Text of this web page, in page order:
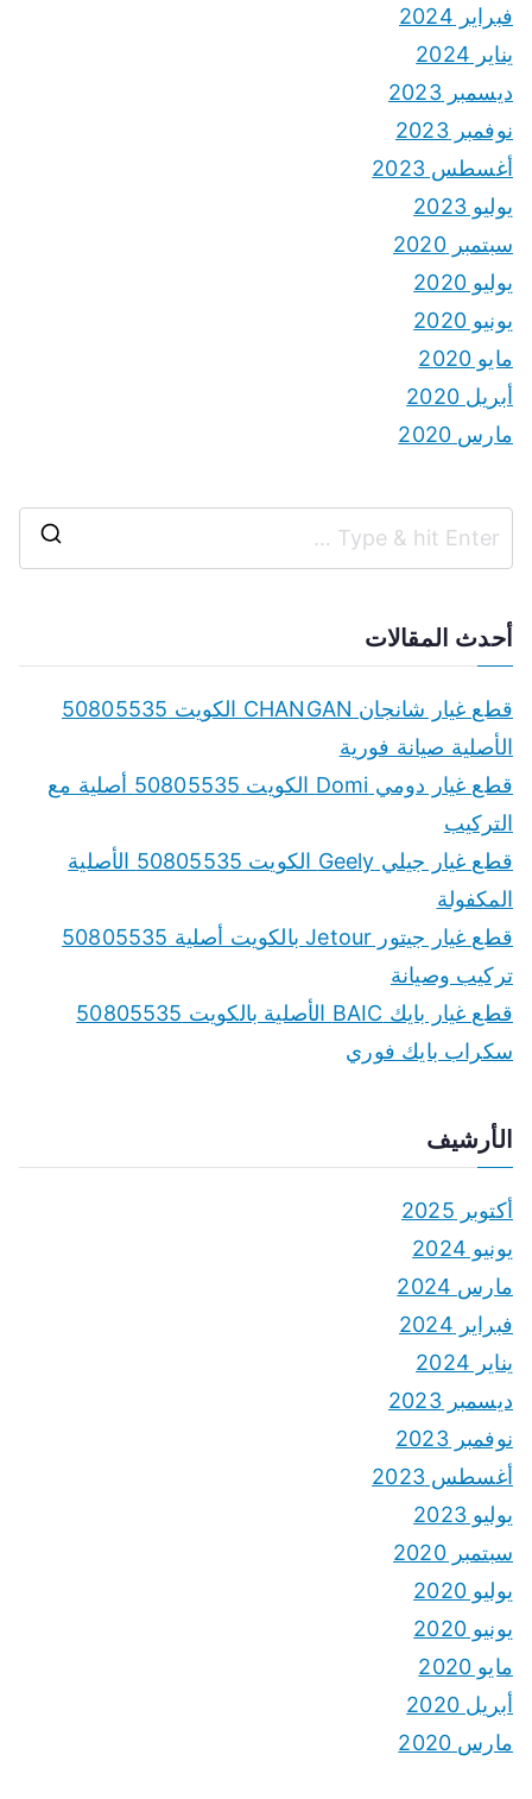
فبراير 2024
يناير 2024
ديسمبر 2023
نوفمبر 2023
أغسطس 2023
يوليو 2023
سبتمبر 2020
يوليو 2020
يونيو 2020
مايو 2020
أبريل 2020
مارس 2020
r
أحدث المقالات
قطع غيار شانجان CHANGAN الكويت 50805535
الأصلية صيانة فورية
قطع غيار دومي Domi الكويت 50805535 أصلية مع
التركيب
قطع غيار جيلي Geely الكويت 50805535 الأصلية
المكفولة
قطع غيار جيتور Jetour بالكويت أصلية 50805535
تركيب وصيانة
قطع غيار بايك BAIC الأصلية بالكويت 50805535
سكراب بايك فوري
الأرشيف
أكتوبر 2025
يونيو 2024
مارس 2024
فبراير 2024
يناير 2024
ديسمبر 2023
نوفمبر 2023
أغسطس 2023
يوليو 2023
سبتمبر 2020
يوليو 2020
يونيو 2020
مايو 2020
أبريل 2020
مارس 2020